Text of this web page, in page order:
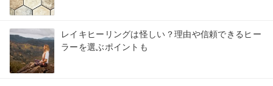
レイキヒーリングは怪しい？理由や信頼できるヒー
ラーを選ぶポイントも